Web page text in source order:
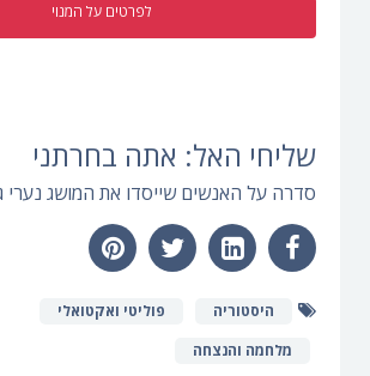
לפרטים על המנוי
שליחי האל: אתה בחרתני
סדרה על האנשים שייסדו את המושג נערי
היסטוריה
פוליטי ואקטואלי
מלחמה והנצחה